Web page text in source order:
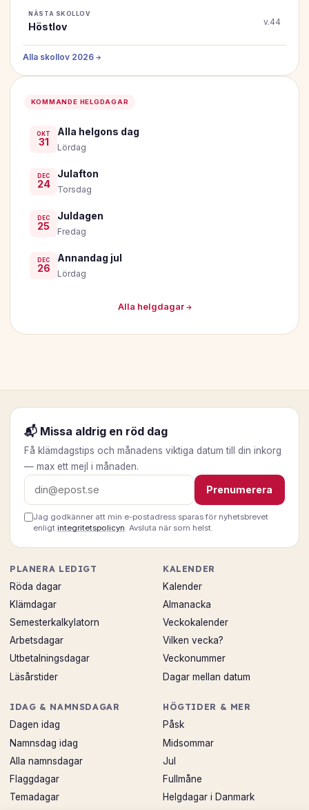
NÄSTA SKOLLOV
Höstlov v.44
Alla skollov 2026 →
KOMMANDE HELGDAGAR
OKT
31
Alla helgons dag
Lördag
DEC
24
Julafton
Torsdag
DEC
25
Juldagen
Fredag
DEC
26
Annandag jul
Lördag
Alla helgdagar →
📬 Missa aldrig en röd dag
Få klämdagstips och månadens viktiga datum till din inkorg
— max ett mejl i månaden.
E-postadress Prenumerera
Jag godkänner att min e-postadress sparas för nyhetsbrevet
enligt integritetspolicyn . Avsluta när som helst.
PLANERA LEDIGT
Röda dagar
Klämdagar
Semesterkalkylatorn
Arbetsdagar
Utbetalningsdagar
Läsårstider
KALENDER
Kalender
Almanacka
Veckokalender
Vilken vecka?
Veckonummer
Dagar mellan datum
IDAG & NAMNSDAGAR
Dagen idag
Namnsdag idag
Alla namnsdagar
Flaggdagar
Temadagar
HÖGTIDER & MER
Påsk
Midsommar
Jul
Fullmåne
Helgdagar i Danmark